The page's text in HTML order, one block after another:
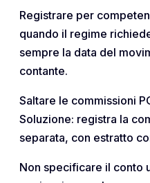
Registrare per
quando il regime
sempre la data del
contante.
Saltare le commissioni
Soluzione: registra la
separata, con estratto
Non specificare il conto